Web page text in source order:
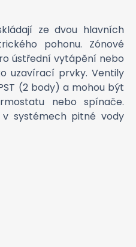
ze dvou hlavních
pohonu. Zónové
ústřední vytápění nebo
uzavírací prvky. Ventily
(2 body) a mohou být
nebo spínače.
systémech pitné vody